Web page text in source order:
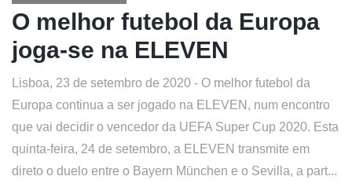
O melhor futebol da Europa
joga-se na ELEVEN
Lisboa, 23 de setembro de 2020 - O melhor futebol da
Europa continua a ser jogado na ELEVEN, num encontro
que vai decidir o vencedor da UEFA Super Cup 2020. Esta
quinta-feira, 24 de setembro, a ELEVEN transmite em
direto o duelo entre o Bayern München e o Sevilla, a part...